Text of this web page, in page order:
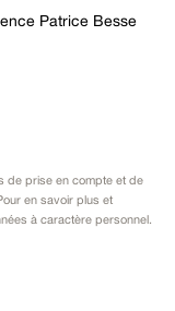
Patrice Besse
de prise en compte et de
en savoir plus et
à caractère personnel .